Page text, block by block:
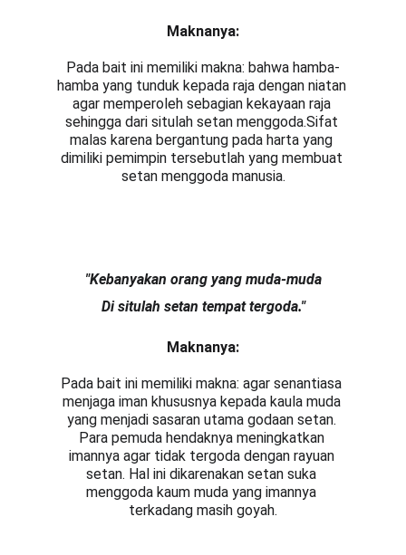
Pada bait ini memiliki makna: bahwa hamba-
hamba yang tunduk kepada raja dengan niatan
agar memperoleh sebagian kekayaan raja
sehingga dari situlah setan menggoda.Sifat
malas karena bergantung pada harta yang
dimiliki pemimpin tersebutlah yang membuat
setan menggoda manusia.
Maknanya:
"Kebanyakan orang yang muda-muda
Di situlah setan tempat tergoda."
Pada bait ini memiliki makna: agar senantiasa
menjaga iman khususnya kepada kaula muda
yang menjadi sasaran utama godaan setan.
Para pemuda hendaknya meningkatkan
imannya agar tidak tergoda dengan rayuan
setan. Hal ini dikarenakan setan suka
menggoda kaum muda yang imannya
terkadang masih goyah.
Maknanya: